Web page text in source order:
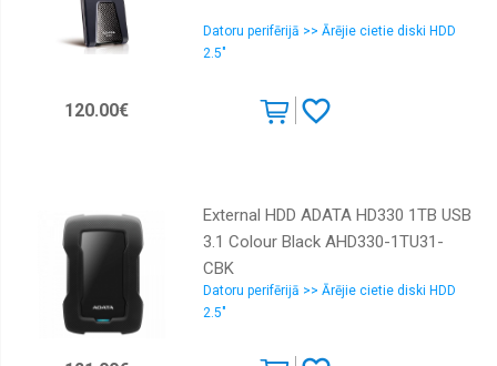
Datoru perifērijā >> Ārējie cietie diski HDD
2.5"
120.00€
External HDD ADATA HD330 1TB USB
3.1 Colour Black AHD330-1TU31-
CBK
Datoru perifērijā >> Ārējie cietie diski HDD
2.5"